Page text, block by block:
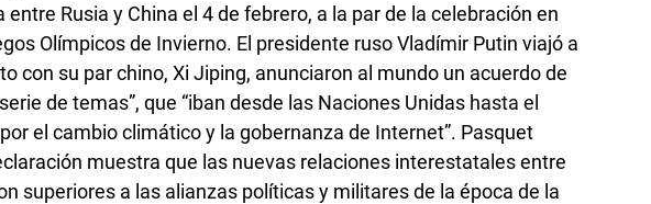
Rusia y China el 4 de febrero, a la par de la celebración en
Olímpicos de Invierno. El presidente ruso Vladímir Putin viajó a
con su par chino, Xi Jiping, anunciaron al mundo un acuerdo de
de temas”, que “iban desde las Naciones Unidas hasta el
el cambio climático y la gobernanza de Internet”. Pasquet
muestra que las nuevas relaciones interestatales entre
superiores a las alianzas políticas y militares de la época de la